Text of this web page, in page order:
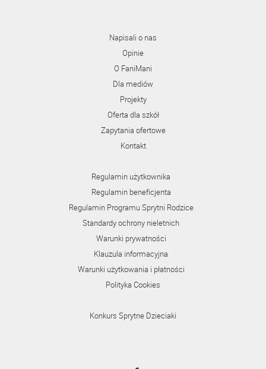
Napisali o nas
Opinie
O FaniMani
Dla mediów
Projekty
Oferta dla szkół
Zapytania ofertowe
Kontakt
Regulamin użytkownika
Regulamin beneficjenta
Regulamin Programu Sprytni Rodzice
Standardy ochrony nieletnich
Warunki prywatności
Klauzula informacyjna
Warunki użytkowania i płatności
Polityka Cookies
Konkurs Sprytne Dzieciaki